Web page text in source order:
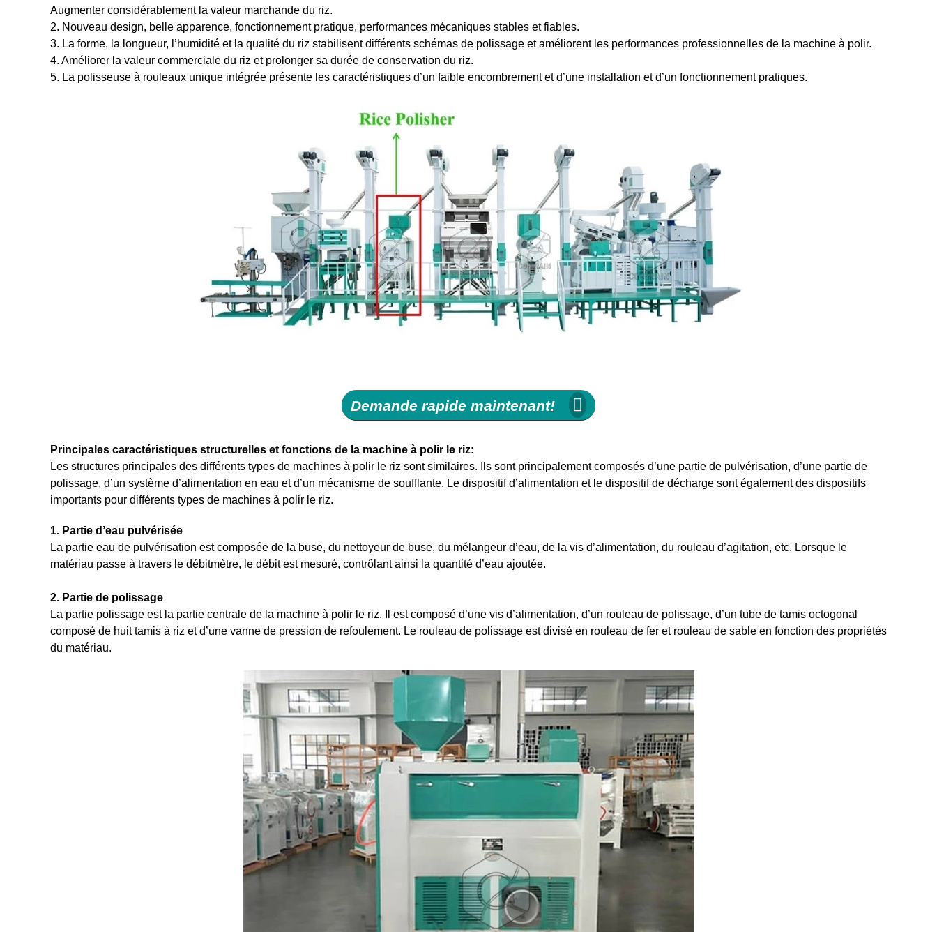
Augmenter considérablement la valeur marchande du riz.
2. Nouveau design, belle apparence, fonctionnement pratique, performances mécaniques stables et fiables.
3. La forme, la longueur, l’humidité et la qualité du riz stabilisent différents schémas de polissage et améliorent les performances professionnelles de la machine à polir.
4. Améliorer la valeur commerciale du riz et prolonger sa durée de conservation du riz.
5. La polisseuse à rouleaux unique intégrée présente les caractéristiques d’un faible encombrement et d’une installation et d’un fonctionnement pratiques.
Demande rapide maintenant!
Principales caractéristiques structurelles et fonctions de la machine à polir le riz:
Les structures principales des différents types de machines à polir le riz sont similaires. Ils sont principalement composés d’une partie de pulvérisation, d’une partie de
polissage, d’un système d’alimentation en eau et d’un mécanisme de soufflante. Le dispositif d’alimentation et le dispositif de décharge sont également des dispositifs
importants pour différents types de machines à polir le riz.
1. Partie d’eau pulvérisée
La partie eau de pulvérisation est composée de la buse, du nettoyeur de buse, du mélangeur d’eau, de la vis d’alimentation, du rouleau d’agitation, etc. Lorsque le
matériau passe à travers le débitmètre, le débit est mesuré, contrôlant ainsi la quantité d’eau ajoutée.
2. Partie de polissage
La partie polissage est la partie centrale de la machine à polir le riz. Il est composé d’une vis d’alimentation, d’un rouleau de polissage, d’un tube de tamis octogonal
composé de huit tamis à riz et d’une vanne de pression de refoulement. Le rouleau de polissage est divisé en rouleau de fer et rouleau de sable en fonction des propriétés
du matériau.